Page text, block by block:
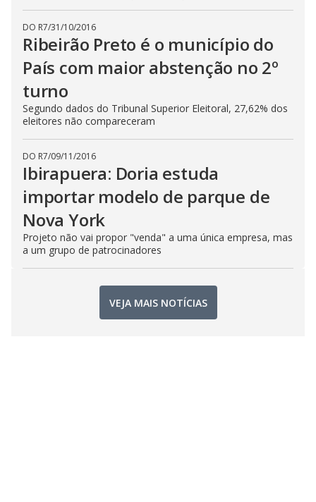
DO R7/31/10/2016
Ribeirão Preto é o município do
País com maior abstenção no 2º
turno
Segundo dados do Tribunal Superior Eleitoral, 27,62% dos
eleitores não compareceram
DO R7/09/11/2016
Ibirapuera: Doria estuda
importar modelo de parque de
Nova York
Projeto não vai propor "venda" a uma única empresa, mas
a um grupo de patrocinadores
VEJA MAIS NOTÍCIAS